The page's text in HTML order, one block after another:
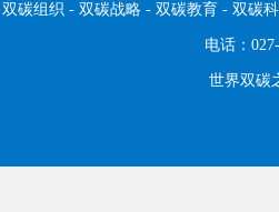
双碳组织 - 双碳战略 - 双碳教育 - 双碳
电话：
世界双碳